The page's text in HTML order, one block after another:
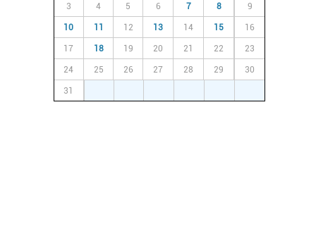
3 4 5 6 7 8 9
10 11 12 13 14 15 16
17 18 19 20 21 22 23
24 25 26 27 28 29 30
31